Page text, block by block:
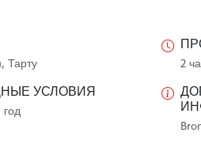
Тарту 2
УСЛОВИЯ
год